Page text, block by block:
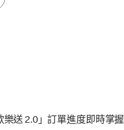
送 2.0」訂單進度即時掌